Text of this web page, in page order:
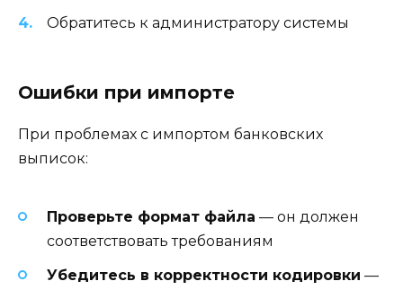
Обратитесь к администратору системы
Ошибки при импорте
При проблемах с импортом банковских
выписок:
Проверьте формат файла — он должен
соответствовать требованиям
Убедитесь в корректности кодировки —